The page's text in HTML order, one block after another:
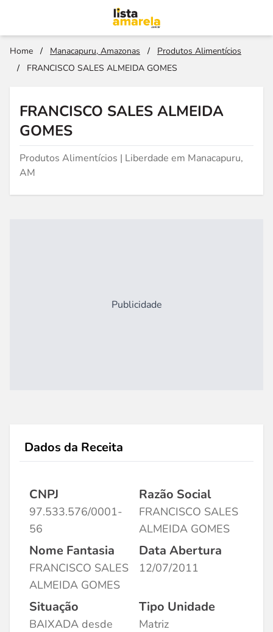
Home / Manacapuru, Amazonas /
Produtos Alimentícios
/
FRANCISCO SALES ALMEIDA GOMES
FRANCISCO SALES ALMEIDA
GOMES
Produtos Alimentícios | Liberdade em Manacapuru,
AM
Publicidade
Dados da Receita
CNPJ
97.533.576/0001-
56
Razão Social
FRANCISCO SALES
ALMEIDA GOMES
Nome Fantasia
FRANCISCO SALES
ALMEIDA GOMES
Data Abertura
12/07/2011
Situação
BAIXADA desde
Tipo Unidade
Matriz